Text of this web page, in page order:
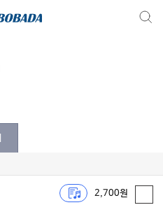
2,700원